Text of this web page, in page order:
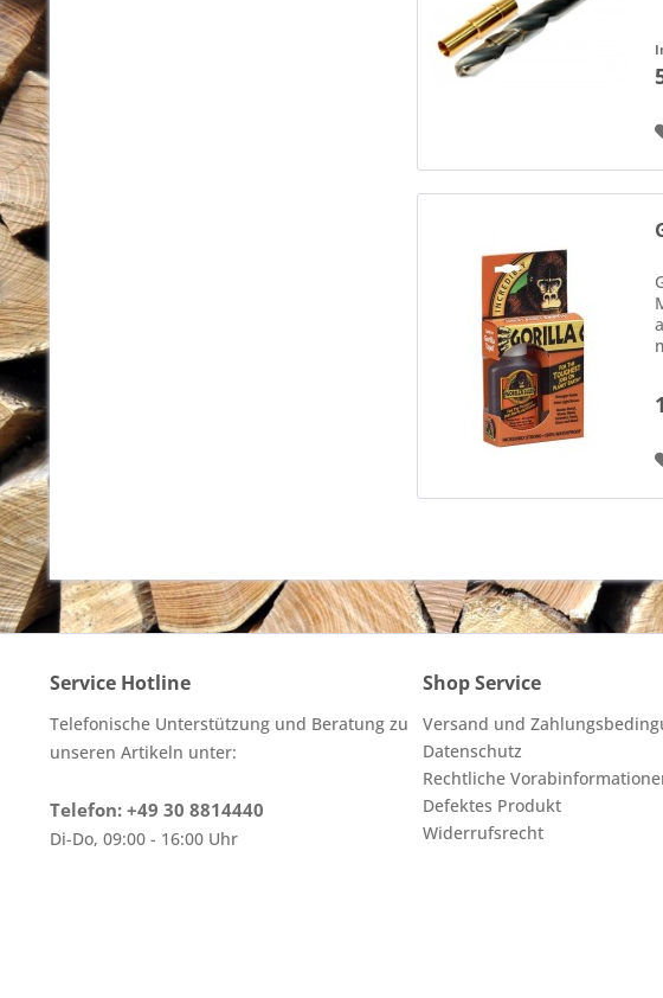
Service Hotline
Telefonische Unterstützung und Beratung zu
unseren Artikeln unter:
Telefon: +49 30 8814440
Di-Do, 09:00 - 16:00 Uhr
Shop Service
Versand und
Datenschutz
Rechtliche
Defektes Produkt
Widerrufsrecht